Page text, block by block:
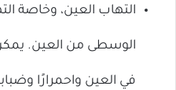
التهاب العين، وخاصة
الوسطى من العين.
في العين واحمرارًا